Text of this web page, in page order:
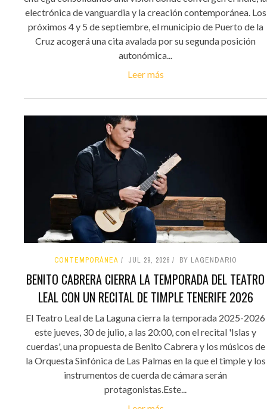
electrónica de vanguardia y la creación contemporánea. Los
próximos 4 y 5 de septiembre, el municipio de Puerto de la
Cruz acogerá una cita avalada por su segunda posición
autonómica...
Leer más
CONTEMPORÁNEA JUL 29, 2026 BY LAGENDARIO
BENITO CABRERA CIERRA LA TEMPORADA DEL TEATRO
LEAL CON UN RECITAL DE TIMPLE TENERIFE 2026
El Teatro Leal de La Laguna cierra la temporada 2025-2026
este jueves, 30 de julio, a las 20:00, con el recital 'Islas y
cuerdas', una propuesta de Benito Cabrera y los músicos de
la Orquesta Sinfónica de Las Palmas en la que el timple y los
instrumentos de cuerda de cámara serán
protagonistas.Este...